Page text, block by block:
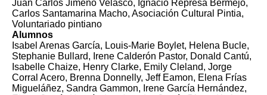
Juan Carlos Jimeno Velasco, Ignacio Represa Bermejo,
Carlos Santamarina Macho, Asociación Cultural Pintia,
Voluntariado pintiano
Alumnos
Isabel Arenas García, Louis-Marie Boylet, Helena Bucle,
Stephanie Bullard, Irene Calderón Pastor, Donald Cantú,
Isabelle Chaize, Henry Clarke, Emily Cleland, Jorge
Corral Acero, Brenna Donnelly, Jeff Eamon, Elena Frías
Migueláñez, Sandra Gammon, Irene García Hernández,